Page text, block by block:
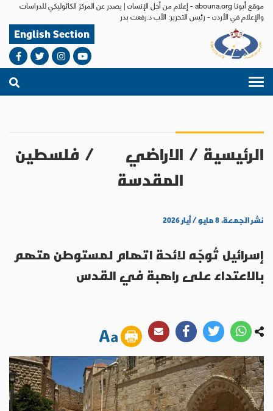
موقع أبونا abouna.org - إعلام من أجل الإنسان | يصدر عن المركز الكاثوليكي للدراسات
والإعلام في الأردن - رئيس التحرير: الأب د.رفعت بدر
English Section
الرئيسية / الاراضي
المقدسة
/ فلسطين
نشر الجمعة، ٨ مايو / أيار ٢٠٢٦
إسرائيل تُوجّه لائحة اتهام لمستوطن متهم
بالاعتداء على راهبة في القدس